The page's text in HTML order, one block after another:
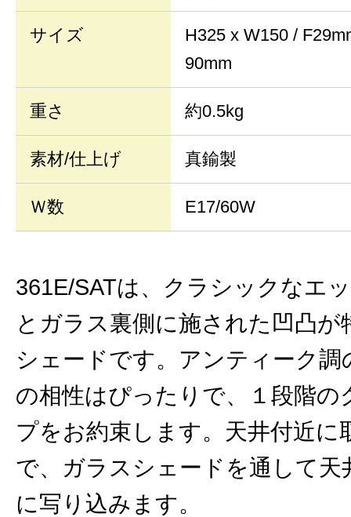
サイズ
H325 x W150 /
90mm
重さ 約0.5kg
素材/仕上げ 真鍮製
Ｗ数 E17/60W
361E/SATは、クラシックなエ
とガラス裏側に施された凹凸が
シェードです。アンティーク調
の相性はぴったりで、１段階の
プをお約束します。天井付近に
で、ガラスシェードを通して天
に写り込みます。